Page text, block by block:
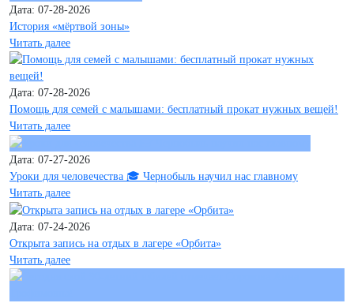
Дата: 07-28-2026
История «мёртвой зоны»
Читать далее
Дата: 07-28-2026
Помощь для семей с малышами: бесплатный прокат нужных вещей!
Читать далее
Дата: 07-27-2026
Уроки для человечества 🎓 Чернобыль научил нас главному
Читать далее
Дата: 07-24-2026
Открыта запись на отдых в лагере «Орбита»
Читать далее